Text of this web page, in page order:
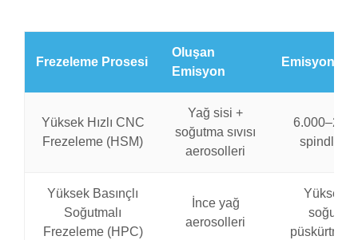
Frezeleme Prosesi
Oluşan
Emisyon
Emisyon
Yüksek Hızlı CNC
Frezeleme (HSM)
Yağ sisi +
soğutma sıvısı
aerosolleri
spindle
Yüksek Basınçlı
Soğutmalı
Frezeleme (HPC)
İnce yağ
aerosolleri
Yüksek
soğutma
püskürtme